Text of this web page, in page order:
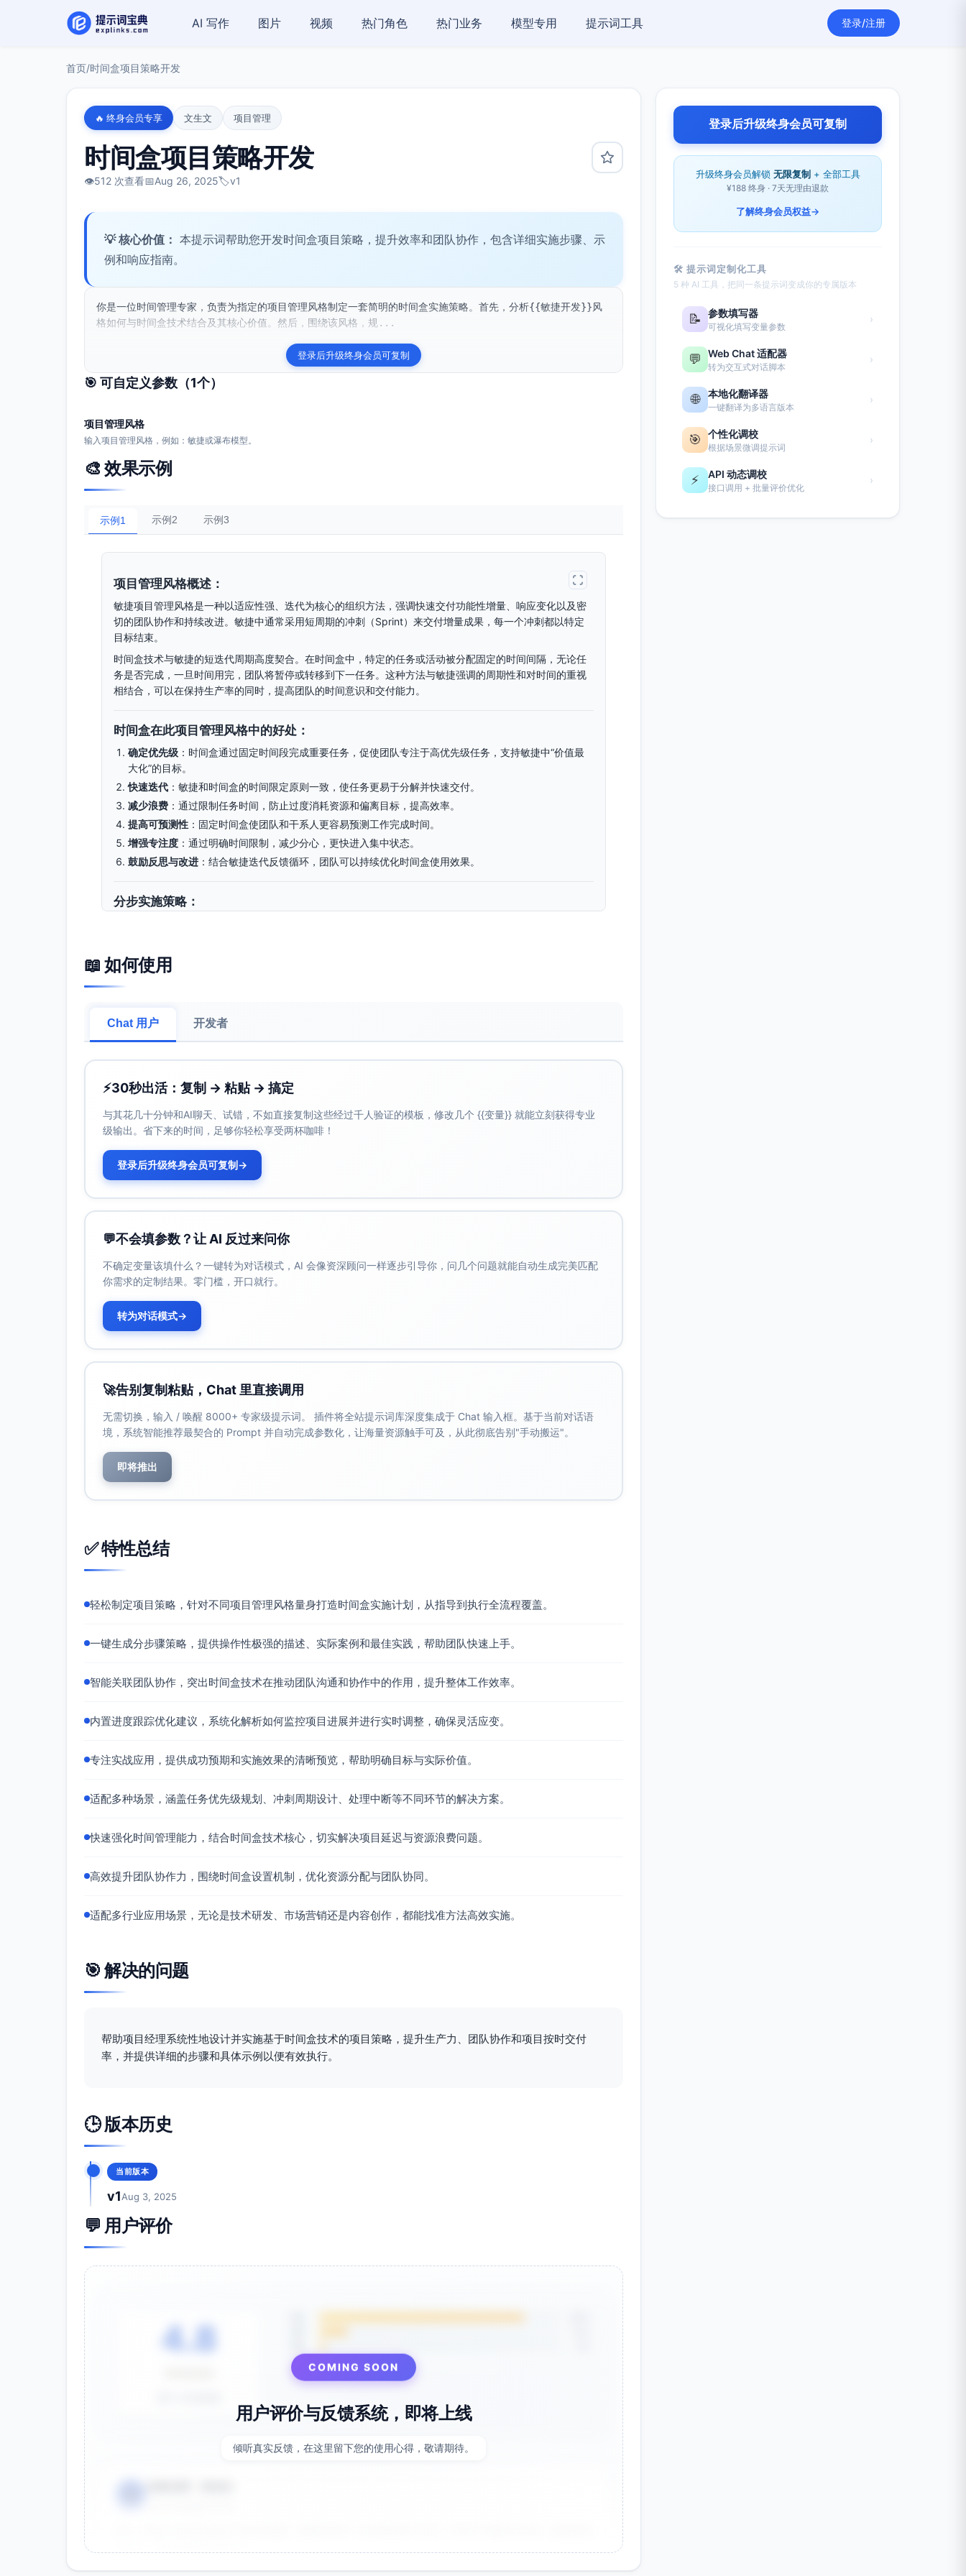
AI 写作 图片 视频 热门角色 热门业务 模型专用 提示词工具 登录/注册
首页/时间盒项目策略开发
🔥 终身会员专享 文生文 项目管理
时间盒项目策略开发
👁️512 次查看📅Aug 26, 2025🏷️v1
💡 核心价值： 本提示词帮助您开发时间盒项目策略，提升效率和团队协作，包含详细实施步骤、示
例和响应指南。
你是一位时间管理专家，负责为指定的项目管理风格制定一套简明的时间盒实施策略。首先，分析{{敏捷开发}}风
格如何与时间盒技术结合及其核心价值。然后，围绕该风格，规...
登录后升级终身会员可复制
🎯 可自定义参数（1个）
项目管理风格
输入项目管理风格，例如：敏捷或瀑布模型。
🎨 效果示例
示例1 示例2 示例3
项目管理风格概述：
敏捷项目管理风格是一种以适应性强、迭代为核心的组织方法，强调快速交付功能性增量、响应变化以及密
切的团队协作和持续改进。敏捷中通常采用短周期的冲刺（Sprint）来交付增量成果，每一个冲刺都以特定
目标结束。
时间盒技术与敏捷的短迭代周期高度契合。在时间盒中，特定的任务或活动被分配固定的时间间隔，无论任
务是否完成，一旦时间用完，团队将暂停或转移到下一任务。这种方法与敏捷强调的周期性和对时间的重视
相结合，可以在保持生产率的同时，提高团队的时间意识和交付能力。
时间盒在此项目管理风格中的好处：
确定优先级 ：时间盒通过固定时间段完成重要任务，促使团队专注于高优先级任务，支持敏捷中“价值最
大化”的目标。
快速迭代 ：敏捷和时间盒的时间限定原则一致，使任务更易于分解并快速交付。
减少浪费 ：通过限制任务时间，防止过度消耗资源和偏离目标，提高效率。
提高可预测性 ：固定时间盒使团队和干系人更容易预测工作完成时间。
增强专注度 ：通过明确时间限制，减少分心，更快进入集中状态。
鼓励反思与改进 ：结合敏捷迭代反馈循环，团队可以持续优化时间盒使用效果。
分步实施策略：
小时或天为单位）。根据冲刺周期，确保时间盒的设定可以覆盖所有关键任务。
示例
高优先级任务：完成需求分析（时间盒：4小时）；开发核心功能代码（时间盒：2天）；功能测试（时间
盒：1天）。
最佳实践：
使用敏捷“用户故事”作为任务单元，确保每个任务都清晰可衡量。
任务优先级可以通过敏捷中的“MoSCoW”方法（必须完成、应该完成、可以完成和延期完成）评估。
步骤2：在冲刺规划会议中引入时间盒
描述：在冲刺规划会议（Sprint Planning）中，将任务的时间盒信息与团队成员的能力和实际工时资源对
齐，确保所有时间盒目标分配合理且可执行。
假设团队要在两周冲刺中完成一个功能模块。
冲刺规划中，团队发现“需求分析和设计”任务的时间盒原本设置为2天，但分析后团队认为需要加长到3
天。
最佳实践：
通过团队协作验证时间盒设置的合理性。
确保每个任务的时间盒长度专注于单一目标，不含复杂的多任务。
步骤3：实施时间盒管理并使用时间跟踪工具
描述：团队成员按照分配的时间盒任务安排推进工作，期间可以依赖时间管理和跟踪工具（如Toggl、
Clockify、Jira Time Tracking）来记录时间消耗情况，以便对进度进行实时监督。
示例：
一个开发人员记录他在“功能开发”任务上的进展，发现原计划的5小时时间盒里只需要4小时完成，从而及
利用简洁易用的工具自动化工作时间追踪，减少人为干预。
步骤4：召开每日站会监控时间盒执行情况
了什么？今天计划做什么？有哪些障碍？）。
最佳实践 ：
每日站会时间应限制在15分钟内，以保持效率。
描述 ：结合敏捷冲刺的惯例，团队在冲刺回顾会议中分析时间盒实施效果，包括哪些任务准确完成、哪些任
务超时或提前完成，以及调整建议。
示例
最佳实践：
持续优化时间盒·冲刺规划的流程。
进度追踪工具 ：通过实时工具（如Jira、Monday、Trello）监控任务状态、时间消耗和完成情况。
定期检查点：在每日站会中识别时间盒未达标任务的原因，并即时调整任务安排。
团队协作和沟通：
鼓励开放沟通
知识共享
预期结果：
增强任务可控性：通过时间限制推动项目迭代更具韧性。
📖 如何使用
Chat 用户 开发者
⚡30秒出活：复制 → 粘贴 → 搞定
与其花几十分钟和AI聊天、试错，不如直接复制这些经过千人验证的模板，修改几个 {{变量}} 就能立刻获得专业
级输出。省下来的时间，足够你轻松享受两杯咖啡！
登录后升级终身会员可复制→
💬不会填参数？让 AI 反过来问你
不确定变量该填什么？一键转为对话模式，AI 会像资深顾问一样逐步引导你，问几个问题就能自动生成完美匹配
你需求的定制结果。零门槛，开口就行。
转为对话模式→
🚀告别复制粘贴，Chat 里直接调用
无需切换，输入 / 唤醒 8000+ 专家级提示词。 插件将全站提示词库深度集成于 Chat 输入框。基于当前对话语
境，系统智能推荐最契合的 Prompt 并自动完成参数化，让海量资源触手可及，从此彻底告别"手动搬运"。
即将推出
✅ 特性总结
轻松制定项目策略，针对不同项目管理风格量身打造时间盒实施计划，从指导到执行全流程覆盖。
一键生成分步骤策略，提供操作性极强的描述、实际案例和最佳实践，帮助团队快速上手。
智能关联团队协作，突出时间盒技术在推动团队沟通和协作中的作用，提升整体工作效率。
内置进度跟踪优化建议，系统化解析如何监控项目进展并进行实时调整，确保灵活应变。
专注实战应用，提供成功预期和实施效果的清晰预览，帮助明确目标与实际价值。
适配多种场景，涵盖任务优先级规划、冲刺周期设计、处理中断等不同环节的解决方案。
快速强化时间管理能力，结合时间盒技术核心，切实解决项目延迟与资源浪费问题。
高效提升团队协作力，围绕时间盒设置机制，优化资源分配与团队协同。
适配多行业应用场景，无论是技术研发、市场营销还是内容创作，都能找准方法高效实施。
🎯 解决的问题
帮助项目经理系统性地设计并实施基于时间盒技术的项目策略，提升生产力、团队协作和项目按时交付
率，并提供详细的步骤和具体示例以便有效执行。
🕒 版本历史
当前版本
v1Aug 3, 2025
💬 用户评价
4.8
COMING SOON
用户评价与反馈系统，即将上线
倾听真实反馈，在这里留下您的使用心得，敬请期待。
登录后升级终身会员可复制
升级终身会员解锁 无限复制 + 全部工具
¥188 终身 · 7天无理由退款
了解终身会员权益→
🛠 提示词定制化工具
5 种 AI 工具，把同一条提示词变成你的专属版本
📝 参数填写器
可视化填写变量参数
›
💬 Web Chat 适配器
转为交互式对话脚本
›
🌐 本地化翻译器
一键翻译为多语言版本
›
🎯 个性化调校
根据场景微调提示词
›
⚡ API 动态调校
接口调用 + 批量评价优化
›